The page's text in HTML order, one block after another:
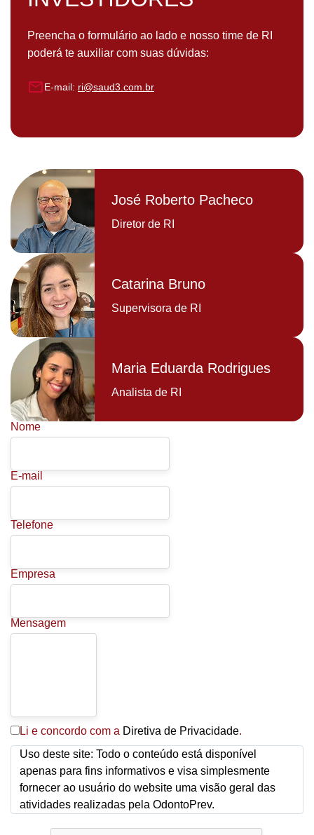
Preencha o formulário ao lado e nosso time de RI
poderá te auxiliar com suas dúvidas:
E-mail: ri@saud3.com.br
José Roberto Pacheco
Diretor de RI
Catarina Bruno
Supervisora de RI
Maria Eduarda Rodrigues
Analista de RI
Nome
E-mail
Telefone
Empresa
Mensagem
Li e concordo com a Diretiva de Privacidade.
Uso deste site: Todo o conteúdo está disponível
apenas para fins informativos e visa simplesmente
fornecer ao usuário do website uma visão geral das
atividades realizadas pela OdontoPrev.